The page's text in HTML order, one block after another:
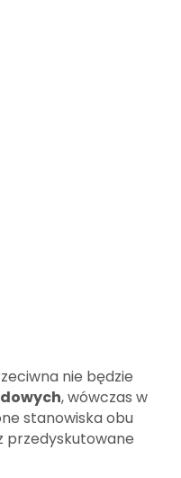
nie będzie
, wówczas w
stanowiska obu
przedyskutowane